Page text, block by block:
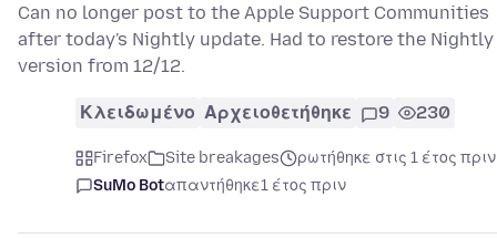
Can no longer post to the Apple Support Communities
after today's Nightly update. Had to restore the Nightly
version from 12/12.
Κλειδωμένο Αρχειοθετήθηκε 9 230
Firefox Site breakages
ρωτήθηκε στις 1 έτος πριν
SuMo Botαπαντήθηκε1 έτος πριν